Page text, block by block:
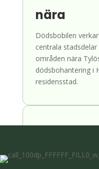
nära
Dödsbobilen
centrala
områden nära
dödsbohantering i
residensstad.